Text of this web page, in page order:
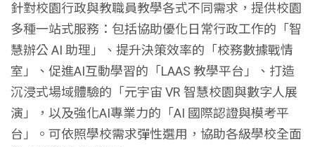
針對校園行政與教職員教學各式不同需求，提供校園
多種一站式服務：包括協助優化日常行政工作的「智
慧辦公 AI 助理」、提升決策效率的「校務數據戰情
室」、促進AI互動學習的「LAAS 教學平台」、打造
沉浸式場域體驗的「元宇宙 VR 智慧校園與數字人展
演」，以及強化AI專業力的「AI 國際認證與模考平
台」。可依照學校需求彈性選用，協助各級學校全面